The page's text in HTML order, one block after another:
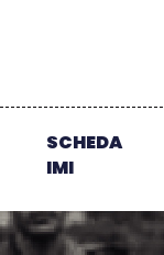
SCHEDA
IMI